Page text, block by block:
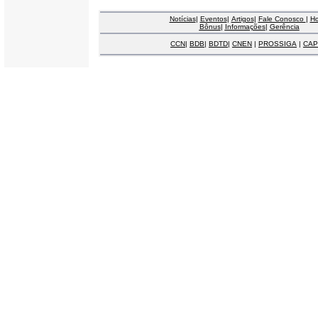
Notícias| Eventos| Artigos| Fale Conosco |
Bônus| Informações| Gerência
CCN| BDB| BDTD| CNEN | PROSSIGA |